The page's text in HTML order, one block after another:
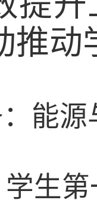
推动
能源
学生